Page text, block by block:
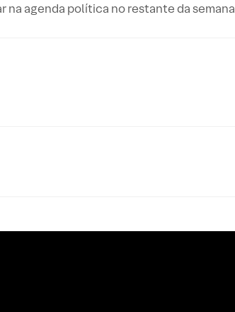
na agenda política no restante da semana